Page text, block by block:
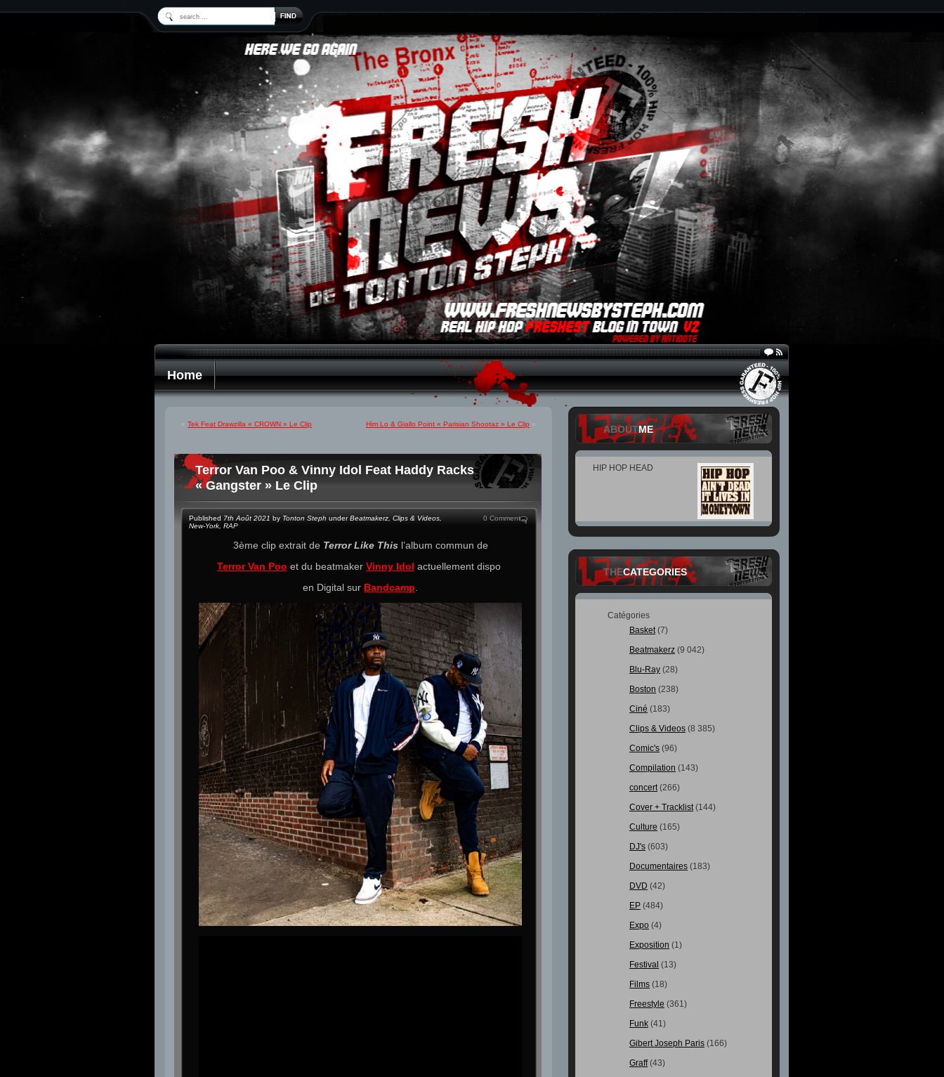
Home
« Tek Feat Drawzilla « CROWN » Le Clip Him Lo & Giallo Point « Parisian Shootaz » Le Clip »
Terror Van Poo & Vinny Idol Feat Haddy Racks
« Gangster » Le Clip
Published 7th Août 2021 by Tonton Steph underBeatmakerz Clips & Videos
New-York RAP
0 Comment
3ème clip extrait de Terror Like Thisl’album commun de
Terror Van Poo et du beatmaker Vinny Idol actuellement dispo
en Digital sur Bandcamp
ABOUTME
HIP HOP HEAD
THECATEGORIES
Catégories
Basket(7)
Beatmakerz (9 042)
Blu-Ray (28)
Boston (238)
Ciné (183)
Clips & Videos (8 385)
Comic's (96)
Compilation (143)
concert(266)
Cover + Tracklist(144)
Culture (165)
DJ's (603)
Documentaires (183)
DVD (42)
EP (484)
Expo (4)
Exposition (1)
Festival (13)
Films (18)
Freestyle (361)
Funk (41)
Gibert Joseph Paris (166)
Graff(43)